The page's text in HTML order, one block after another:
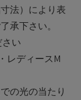
法）により表
承下さい。
い
レディースM
の光の当たり